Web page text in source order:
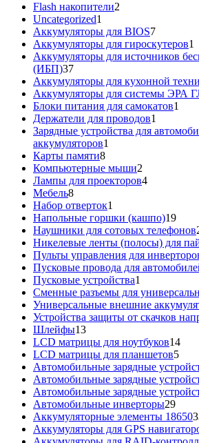
Flash накопители2
Uncategorized1
товар
Аккумуляторы для BIOS77
товаров
Аккумуляторы для гироскутеров1
Аккумуляторы для источников
(ИБП)3737
товаров
Аккумуляторы для кухонной
Аккумуляторы для системы
Блоки питания для самокатов1
Держатели для проводов1
товар
Зарядные устройства для
аккумуляторов1
Карты памяти88
товаров
Компьютерные мыши2
товара
Лампы для проекторов44
Мебель88
товаров
Набор отверток1
товар
Напольные горшки (кашпо)1919
Наушники для сотовых телефонов
Никелевые ленты (полосы) для
Пульты управления для
Пусковые провода для
Пусковые устройства1
товар
Сменные разъемы для
Универсальные внешние
Устройства защиты от скачков
Шлейфы1313
товаров
LCD матрицы для ноутбуков1414
LCD матрицы для планшетов55
Автомобильные зарядные
Автомобильные зарядные
Автомобильные зарядные
Автомобильные инверторы2929
Аккумуляторные элементы 18650
Аккумуляторы для GPS